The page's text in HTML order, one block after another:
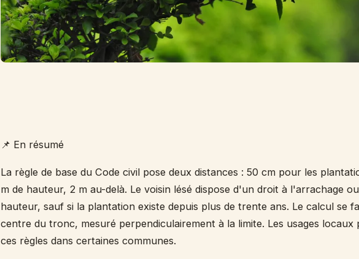
📌 En résumé
La règle de base du Code civil pose deux distances : 50 cm pour les
m de hauteur, 2 m au-delà. Le voisin lésé dispose d'un droit à l'arrachage
hauteur, sauf si la plantation existe depuis plus de trente ans. Le calcul se
centre du tronc, mesuré perpendiculairement à la limite. Les usages locaux
ces règles dans certaines communes.